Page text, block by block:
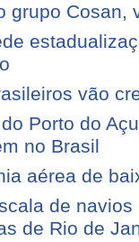
grupo Cosan,
vão
Porto do
no Brasil
aérea de
de
de Rio de